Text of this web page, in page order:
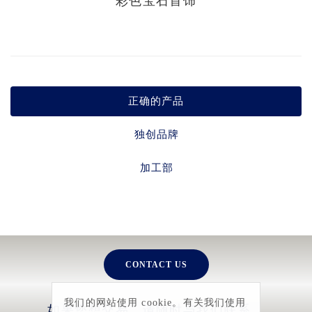
正确的产品
独创品牌
加工部
CONTACT US
我们的网站使用 cookie。有关我们使用